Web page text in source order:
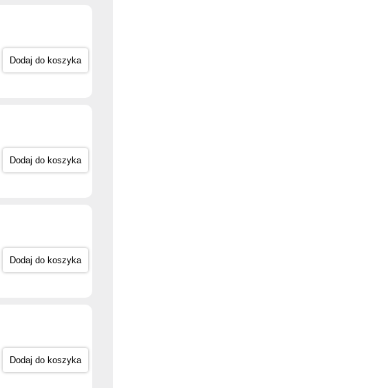
Dodaj do koszyka
Dodaj do koszyka
Dodaj do koszyka
Dodaj do koszyka